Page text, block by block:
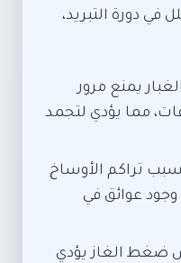
في دورة التبريد،
يمنع مرور
مما يؤدي لتجمد
تراكم الأوساخ
وجود عوائق في
ضغط الغاز يؤدي